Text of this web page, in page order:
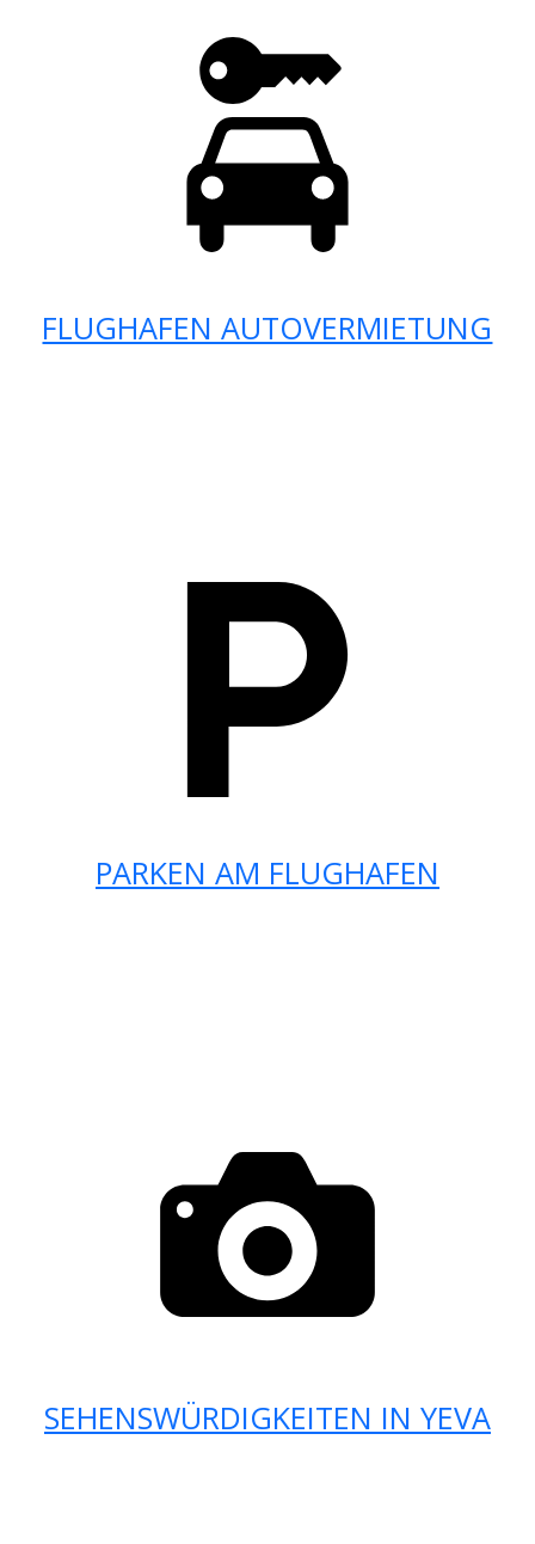
FLUGHAFEN AUTOVERMIETUNG
PARKEN AM FLUGHAFEN
SEHENSWÜRDIGKEITEN IN YEVA